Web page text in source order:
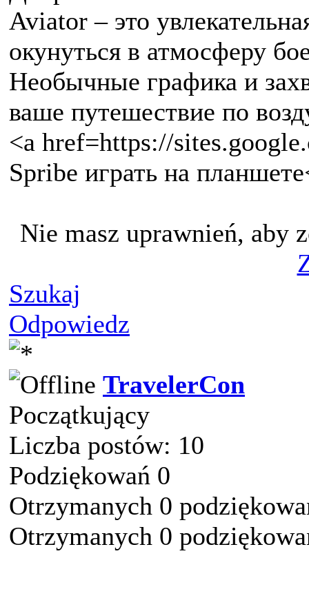
Aviator – это
окунуться в атмосферу
Необычные графика и
ваше путешествие по
<a href=https://
Spribe играть на
Nie masz uprawnień, aby
Szukaj
Odpowiedz
TravelerCon
Początkujący
Liczba postów: 10
Podziękowań 0
Otrzymanych 0
Otrzymanych 0